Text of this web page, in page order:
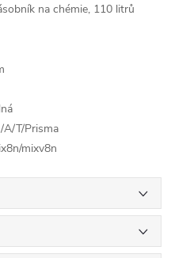
na chémie, 110 litrů
A/T/Prisma
mixv8n